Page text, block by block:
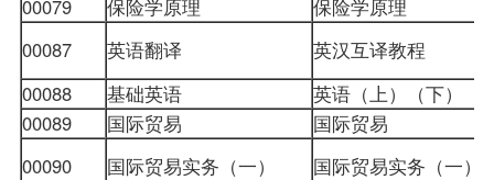
00079
保险学原理 保险学原理
00087
英语翻译 英汉互译教程
00088
基础英语 英语（上）（下）
00089
国际贸易 国际贸易
00090
国际贸易实务（一） 国际贸易实务（一）